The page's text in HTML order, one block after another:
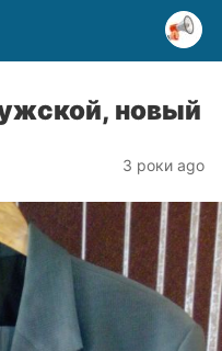
новый
3 роки ago